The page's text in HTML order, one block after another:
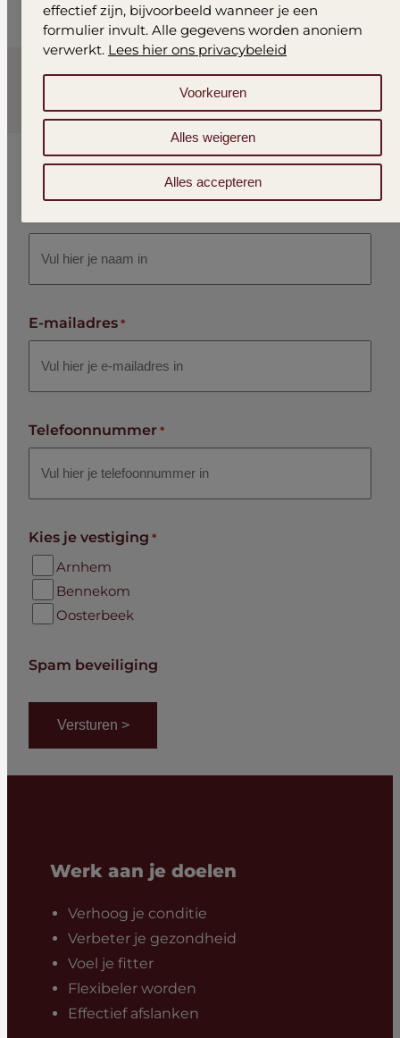
Gratis proeftraining
E-mailadres *
Telefoonnummer *
Kies je vestiging *
Arnhem
Bennekom
Oosterbeek
Spam beveiliging
Werk aan je doelen
Verhoog je conditie
Verbeter je gezondheid
Voel je fitter
Flexibeler worden
Effectief afslanken
effectief zijn, bijvoorbeeld wanneer je een
formulier invult. Alle gegevens worden anoniem
verwerkt. Lees hier ons privacybeleid
Voorkeuren
Alles weigeren
Alles accepteren